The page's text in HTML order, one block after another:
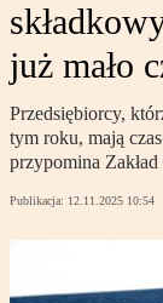
już mało
Przedsiębiorcy,
tym roku, mają
przypomina
Publikacja: 12.11.2025 10:54